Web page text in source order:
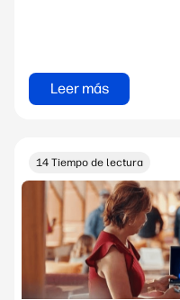
Leer más
14 Tiempo de lectura